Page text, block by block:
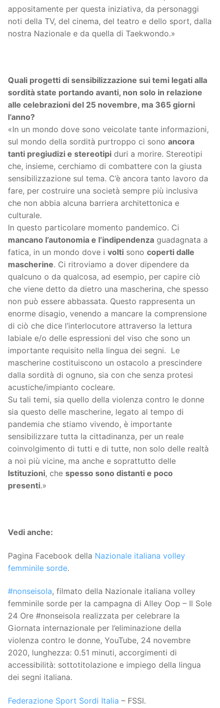
appositamente per questa iniziativa, da personaggi
noti della TV, del cinema, del teatro e dello sport, dalla
nostra Nazionale e da quella di Taekwondo.»
Quali progetti di sensibilizzazione sui temi legati alla
sordità state portando avanti, non solo in relazione
alle celebrazioni del 25 novembre, ma 365 giorni
l’anno?
«In un mondo dove sono veicolate tante informazioni,
sul mondo della sordità purtroppo ci sono ancora
tanti pregiudizi e stereotipi duri a morire. Stereotipi
che, insieme, cerchiamo di combattere con la giusta
sensibilizzazione sul tema. C’è ancora tanto lavoro da
fare, per costruire una società sempre più inclusiva
che non abbia alcuna barriera architettonica e
culturale.
In questo particolare momento pandemico. Ci
mancano l’autonomia e l’indipendenza guadagnata a
fatica, in un mondo dove i volti sono coperti dalle
mascherine. Ci ritroviamo a dover dipendere da
qualcuno o da qualcosa, ad esempio, per capire ciò
che viene detto da dietro una mascherina, che spesso
non può essere abbassata. Questo rappresenta un
enorme disagio, venendo a mancare la comprensione
di ciò che dice l’interlocutore attraverso la lettura
labiale e/o delle espressioni del viso che sono un
importante requisito nella lingua dei segni. Le
mascherine costituiscono un ostacolo a prescindere
dalla sordità di ognuno, sia con che senza protesi
acustiche/impianto cocleare.
Su tali temi, sia quello della violenza contro le donne
sia questo delle mascherine, legato al tempo di
pandemia che stiamo vivendo, è importante
sensibilizzare tutta la cittadinanza, per un reale
coinvolgimento di tutti e di tutte, non solo delle realtà
a noi più vicine, ma anche e soprattutto delle
Istituzioni, che spesso sono distanti e poco
presenti.»
Vedi anche:
Pagina Facebook della Nazionale italiana volley
femminile sorde.
#nonseisola, filmato della Nazionale italiana volley
femminile sorde per la campagna di Alley Oop – Il Sole
24 Ore #nonseisola realizzata per celebrare la
Giornata internazionale per l’eliminazione della
violenza contro le donne, YouTube, 24 novembre
2020, lunghezza: 0.51 minuti, accorgimenti di
accessibilità: sottotitolazione e impiego della lingua
dei segni italiana.
Federazione Sport Sordi Italia – FSSI.